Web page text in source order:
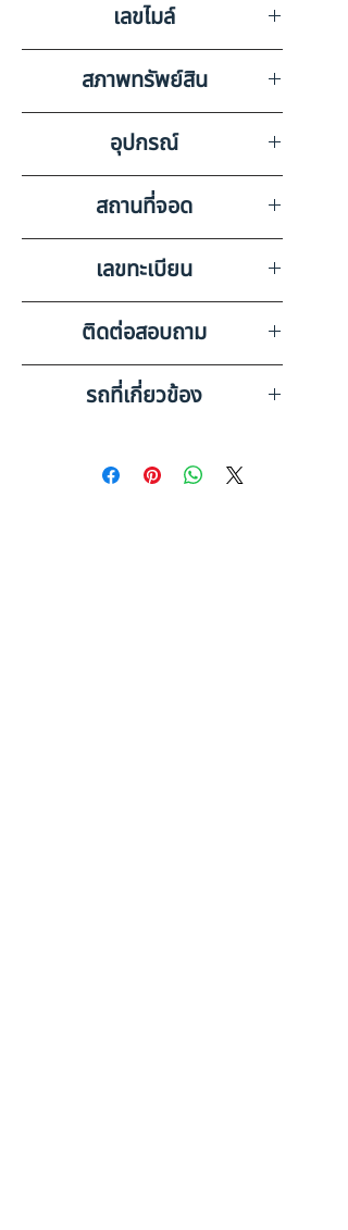
เลขไมล์
0
สภาพทรัพย์สิน
ส่วนหางไม่มีเลขไมล์ มีรอยขีดข่วน
รอบคันตามสภาพการใช้งาน
อุปกรณ์
สถานที่จอด
บริษัท สยามอินเตอร์การประมูล
จำกัด นครราชสีมา
เลขทะเบียน
84-2693 บุรีรัมย์
ติดต่อสอบถาม
เบอร์ติดต่อฝ่ายขาย 098-253-
5968 หรือ 061-386-4375
รถที่เกี่ยวข้อง
ดัมพ์(2023) SK22-6600808